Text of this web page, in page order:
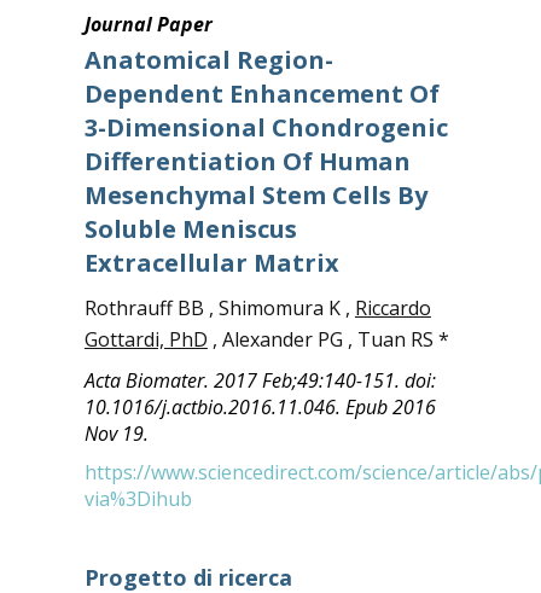
Journal Paper
Anatomical Region-
Dependent Enhancement Of
3-Dimensional Chondrogenic
Differentiation Of Human
Mesenchymal Stem Cells By
Soluble Meniscus
Extracellular Matrix
Rothrauff BB , Shimomura K , Riccardo
Gottardi, PhD , Alexander PG , Tuan RS *
Acta Biomater. 2017 Feb;49:140-151. doi:
10.1016/j.actbio.2016.11.046. Epub 2016
Nov 19.
https://www.sciencedirect.com/science/article/abs/
via%3Dihub
Progetto di ricerca